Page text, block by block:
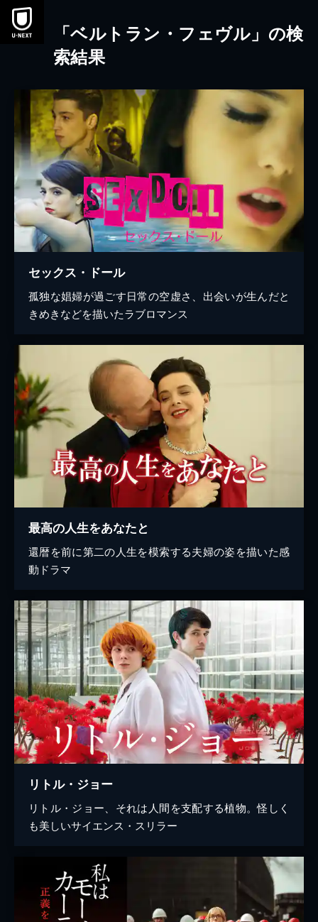
本文へスキップ
「ベルトラン・フェヴル」の検
索結果
セックス・ドール
孤独な娼婦が過ごす日常の空虚さ、出会いが生んだと
きめきなどを描いたラブロマンス
最高の人生をあなたと
還暦を前に第二の人生を模索する夫婦の姿を描いた感
動ドラマ
リトル・ジョー
リトル・ジョー、それは人間を支配する植物。怪しく
も美しいサイエンス・スリラー